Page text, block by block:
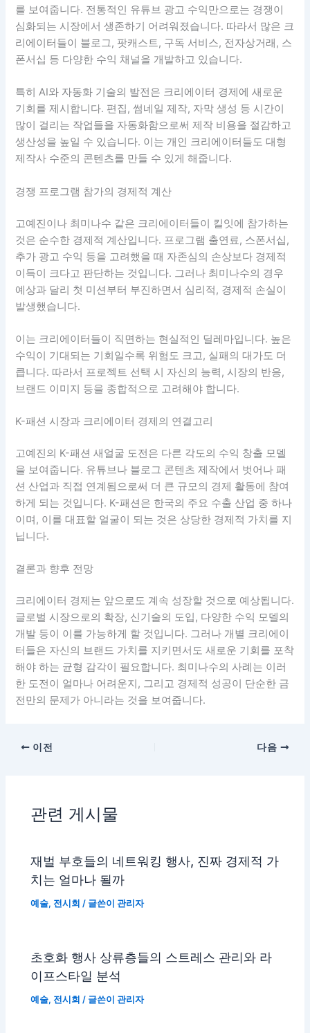
를 보여줍니다. 전통적인 유튜브 광고 수익만으로는 경쟁이
심화되는 시장에서 생존하기 어려워졌습니다. 따라서 많은 크
리에이터들이 블로그, 팟캐스트, 구독 서비스, 전자상거래, 스
폰서십 등 다양한 수익 채널을 개발하고 있습니다.
특히 AI와 자동화 기술의 발전은 크리에이터 경제에 새로운
기회를 제시합니다. 편집, 썸네일 제작, 자막 생성 등 시간이
많이 걸리는 작업들을 자동화함으로써 제작 비용을 절감하고
생산성을 높일 수 있습니다. 이는 개인 크리에이터들도 대형
제작사 수준의 콘텐츠를 만들 수 있게 해줍니다.
경쟁 프로그램 참가의 경제적 계산
고예진이나 최미나수 같은 크리에이터들이 킬잇에 참가하는
것은 순수한 경제적 계산입니다. 프로그램 출연료, 스폰서십,
추가 광고 수익 등을 고려했을 때 자존심의 손상보다 경제적
이득이 크다고 판단하는 것입니다. 그러나 최미나수의 경우
예상과 달리 첫 미션부터 부진하면서 심리적, 경제적 손실이
발생했습니다.
이는 크리에이터들이 직면하는 현실적인 딜레마입니다. 높은
수익이 기대되는 기회일수록 위험도 크고, 실패의 대가도 더
큽니다. 따라서 프로젝트 선택 시 자신의 능력, 시장의 반응,
브랜드 이미지 등을 종합적으로 고려해야 합니다.
K-패션 시장과 크리에이터 경제의 연결고리
고예진의 K-패션 새얼굴 도전은 다른 각도의 수익 창출 모델
을 보여줍니다. 유튜브나 블로그 콘텐츠 제작에서 벗어나 패
션 산업과 직접 연계됨으로써 더 큰 규모의 경제 활동에 참여
하게 되는 것입니다. K-패션은 한국의 주요 수출 산업 중 하나
이며, 이를 대표할 얼굴이 되는 것은 상당한 경제적 가치를 지
닙니다.
결론과 향후 전망
크리에이터 경제는 앞으로도 계속 성장할 것으로 예상됩니다.
글로벌 시장으로의 확장, 신기술의 도입, 다양한 수익 모델의
개발 등이 이를 가능하게 할 것입니다. 그러나 개별 크리에이
터들은 자신의 브랜드 가치를 지키면서도 새로운 기회를 포착
해야 하는 균형 감각이 필요합니다. 최미나수의 사례는 이러
한 도전이 얼마나 어려운지, 그리고 경제적 성공이 단순한 금
전만의 문제가 아니라는 것을 보여줍니다.
이전 다음
관련 게시물
재벌 부호들의 네트워킹 행사, 진짜 경제적 가
치는 얼마나 될까
예술, 전시회 / 글쓴이관리자
초호화 행사 상류층들의 스트레스 관리와 라
이프스타일 분석
예술, 전시회 / 글쓴이관리자